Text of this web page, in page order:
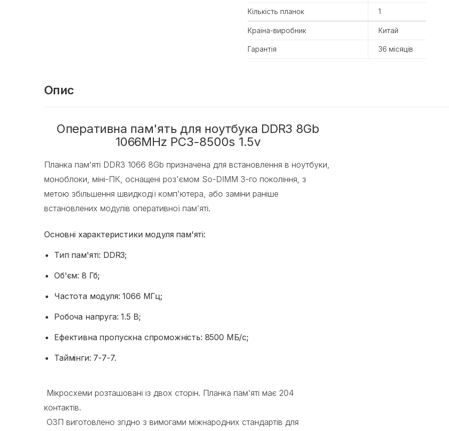
Кількість планок 1
Країна-виробник Китай
Гарантія 36 місяців
Опис
Оперативна пам'ять для ноутбука DDR3 8Gb
1066MHz PC3-8500s 1.5v
Планка пам'яті DDR3 1066 8Gb призначена для встановлення в ноутбуки,
моноблоки, міні-ПК, оснащені роз'ємом So-DIMM 3-го покоління, з
метою збільшення швидкодії комп'ютера, або заміни раніше
встановлених модулів оперативної пам'яті.
Основні характеристики модуля пам'яті:
Тип пам'яті: DDR3;
Об'єм: 8 Гб;
Частота модуля: 1066 МГц;
Робоча напруга: 1.5 В;
Ефективна пропускна спроможність: 8500 МБ/с;
Таймінги: 7-7-7.
Мікросхеми розташовані із двох сторін. Планка пам'яті має 204
контактів.
ОЗП виготовлено згідно з вимогами міжнародних стандартів для